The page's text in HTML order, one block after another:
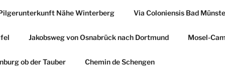
Nähe Winterberg Via Coloniensis Bad
Jakobsweg von Osnabrück nach Dortmund Mosel-
ob der Tauber Chemin de Schengen